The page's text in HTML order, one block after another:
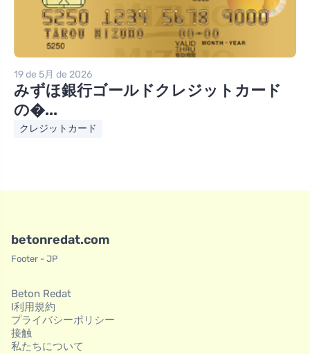
19 de 5月 de 2026
みずほ銀行ゴールドクレジットカード
の�...
クレジットカード
betonredat.com
Footer - JP
Beton Redat
l利用規約
プライバシーポリシー
接触
私たちについて